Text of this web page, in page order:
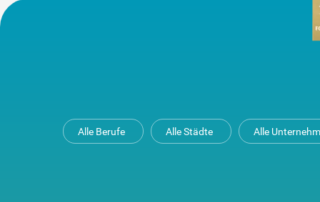
Alle Berufe Alle Städte Alle